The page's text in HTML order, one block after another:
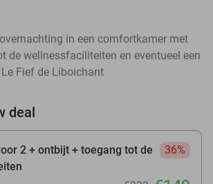
in een comfortkamer met
de wellnessfaciliteiten en eventueel een
Fief de Liboichant
deal
2 + ontbijt + toegang tot de
36%